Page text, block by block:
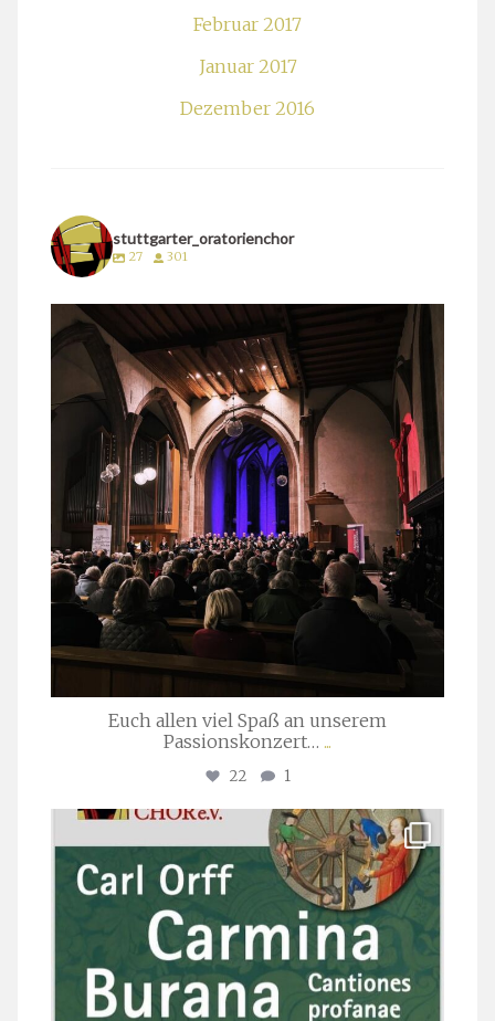
Februar 2017
Januar 2017
Dezember 2016
stuttgarter_oratorienchor
27 301
stuttgarter_oratorienchor
März 24
Euch allen viel Spaß an unserem
Passionskonzert… ...
22 1
stuttgarter_oratorienchor
Juli 22